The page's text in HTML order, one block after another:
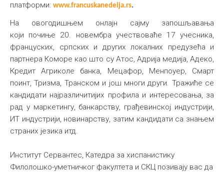
платформи: www.francuskanedelja.rs.
На овогодишњем онлајн сајму запошљавања
који почиње 20. новембра учествоваће 17 учесника,
француских, српских и других локалних предузећа и
партнера Коморе као што су Атос, Адрија медија, Адеко,
Кредит Агриколе банка, Мецафор, Менпоуер, Смарт
поинт, Тризма, Транском и још многи други. Тражиће се
кандидати најразличитијих профила и интересовања, за
рад у маркетингу, банкарству, грађевинској индустрији,
ИТ индустрији, новинарству, затим кандидати са знањем
страних језика итд.
Институт Сервантес, Катедра за хиспанистику
Филолошко-уметничког факултета и СКЦ позивају вас да